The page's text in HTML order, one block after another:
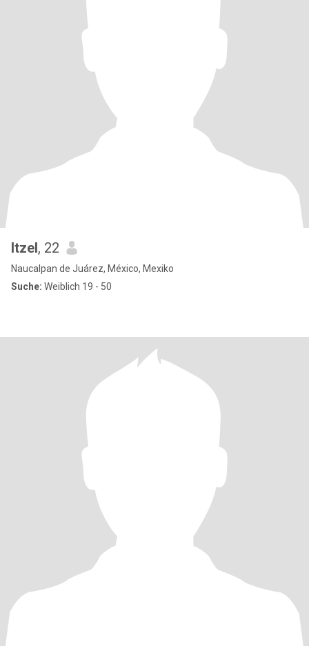
Itzel, 22
Naucalpan de Juárez, México, Mexiko
Suche: Weiblich 19 - 50